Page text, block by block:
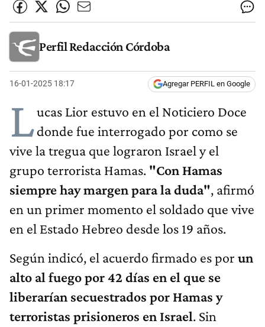
Perfil Redacción Córdoba
16-01-2025 18:17 Agregar PERFIL en Google
Lucas Lior estuvo en el Noticiero Doce
donde fue interrogado por como se
vive la tregua que lograron Israel y el
grupo terrorista Hamas. "Con Hamas
siempre hay margen para la duda", afirmó
en un primer momento el soldado que vive
en el Estado Hebreo desde los 19 años.
Según indicó, el acuerdo firmado es por un
alto al fuego por 42 días en el que se
liberarían secuestrados por Hamas y
terroristas prisioneros en Israel. Sin